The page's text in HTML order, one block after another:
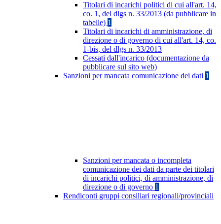
Titolari di incarichi politici di cui all'art. 14,
co. 1, del dlgs n. 33/2013 (da pubblicare in
tabelle) 1
Titolari di incarichi di amministrazione, di
direzione o di governo di cui all'art. 14, co.
1-bis, del dlgs n. 33/2013
Cessati dall'incarico (documentazione da
pubblicare sul sito web)
Sanzioni per mancata comunicazione dei dati 1
Sanzioni per mancata o incompleta
comunicazione dei dati da parte dei titolari
di incarichi politici, di amministrazione, di
direzione o di governo 1
Rendiconti gruppi consiliari regionali/provinciali